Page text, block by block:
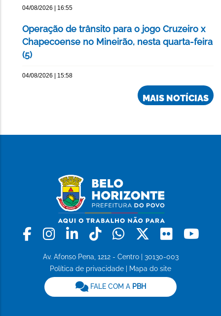
04/08/2026 | 16:55
Operação de trânsito para o jogo Cruzeiro x
Chapecoense no Mineirão, nesta quarta-feira
(5)
04/08/2026 | 15:58
MAIS NOTÍCIAS
Facebook
Instagram
LinkedinTiktokWhatsapp
X Flickr
Av. Afonso Pena, 1212 - Centro | 30130-003
Política de privacidade
Mapa do site
FALE COM A PBH